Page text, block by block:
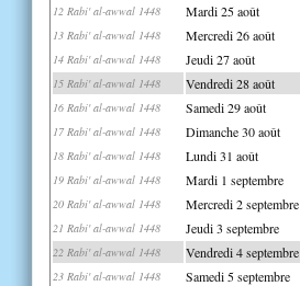
12 Rabi' al-awwal 1448 Mardi 25 août
13 Rabi' al-awwal 1448 Mercredi 26 août
14 Rabi' al-awwal 1448 Jeudi 27 août
15 Rabi' al-awwal 1448 Vendredi 28 août
16 Rabi' al-awwal 1448 Samedi 29 août
17 Rabi' al-awwal 1448 Dimanche 30 août
18 Rabi' al-awwal 1448 Lundi 31 août
19 Rabi' al-awwal 1448 Mardi 1 septembre
20 Rabi' al-awwal 1448 Mercredi 2 septembre
21 Rabi' al-awwal 1448 Jeudi 3 septembre
22 Rabi' al-awwal 1448 Vendredi 4 septembre
23 Rabi' al-awwal 1448 Samedi 5 septembre